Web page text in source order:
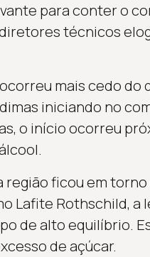
para conter o
técnicos
mais cedo
iniciando no
o início ocorreu
ficou em
Lafite Rothschild,
de alto equilíbrio.
de açúcar.